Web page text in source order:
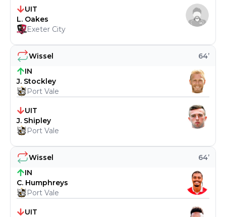
Wissel 64’
IN
C. Humphreys
Port Vale
UIT
Wissel 64’
IN
J. Stockley
Port Vale
UIT
J. Shipley
Port Vale
UIT
L. Oakes
Exeter City